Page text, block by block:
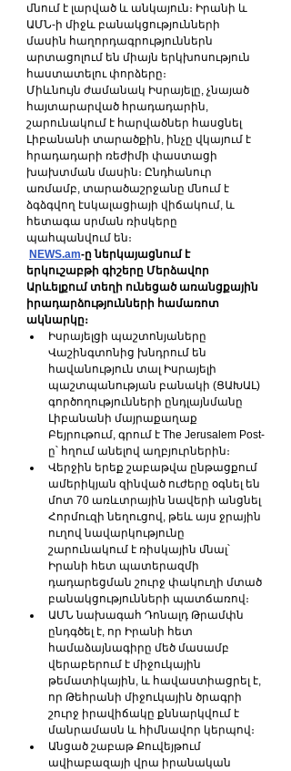
մնում է լարված և անկայուն։ Իրանի և
ԱՄՆ-ի միջև բանակցությունների
մասին հաղորդագրություններն
արտացոլում են միայն երկխոսություն
հաստատելու փորձերը։
Միևնույն ժամանակ Իսրայելը, չնայած
հայտարարված հրադադարին,
շարունակում է հարվածներ հասցնել
Լիբանանի տարածքին, ինչը վկայում է
հրադադարի ռեժիմի փաստացի
խախտման մասին։ Ընդհանուր
առմամբ, տարածաշրջանը մնում է
ձգձգվող էսկալացիայի վիճակում, և
հետագա սրման ռիսկերը
պահպանվում են։
NEWS.am-ը ներկայացնում է
երկուշաբթի գիշերը Մերձավոր
Արևելքում տեղի ունեցած առանցքային
իրադարձությունների համառոտ
ակնարկը։
Իսրայելցի պաշտոնյաները
Վաշինգտոնից խնդրում են
հավանություն տալ Իսրայելի
պաշտպանության բանակի (ՑԱԽԱԼ)
գործողությունների ընդլայնմանը
Լիբանանի մայրաքաղաք
Բեյրութում, գրում է The Jerusalem Post-
ը՝ հղում անելով աղբյուրներին։
Վերջին երեք շաբաթվա ընթացքում
ամերիկյան զինված ուժերը օգնել են
մոտ 70 առևտրային նավերի անցնել
Հորմուզի նեղուցով, թեև այս ջրային
ուղով նավարկությունը
շարունակում է ռիսկային մնալ՝
Իրանի հետ պատերազմի
դադարեցման շուրջ փակուղի մտած
բանակցությունների պատճառով։
ԱՄՆ նախագահ Դոնալդ Թրամփն
ընդգծել է, որ Իրանի հետ
համաձայնագիրը մեծ մասամբ
վերաբերում է միջուկային
թեմատիկային, և հավաստիացրել է,
որ Թեհրանի միջուկային ծրագրի
շուրջ իրավիճակը քննարկվում է
մանրամասն և հիմնավոր կերպով։
Անցած շաբաթ Քուվեյթում
ավիաբազայի վրա իրանական